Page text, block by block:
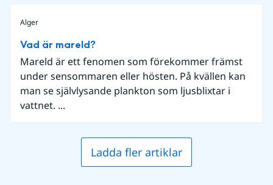
Alger
Vad är mareld?
Mareld är ett fenomen som förekommer främst
under sensommaren eller hösten. På kvällen kan
man se självlysande plankton som ljusblixtar i
vattnet. ...
Ladda fler artiklar